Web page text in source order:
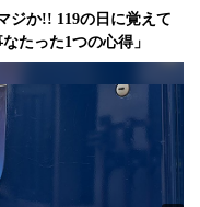
ジか!! 119の日に覚えて
たった1つの心得」